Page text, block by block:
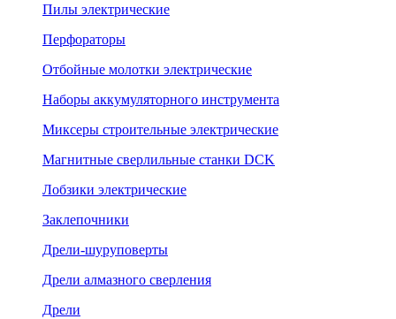
Пилы электрические
Перфораторы
Отбойные молотки электрические
Наборы аккумуляторного инструмента
Миксеры строительные электрические
Магнитные сверлильные станки DCK
Лобзики электрические
Заклепочники
Дрели-шуруповерты
Дрели алмазного сверления
Дрели